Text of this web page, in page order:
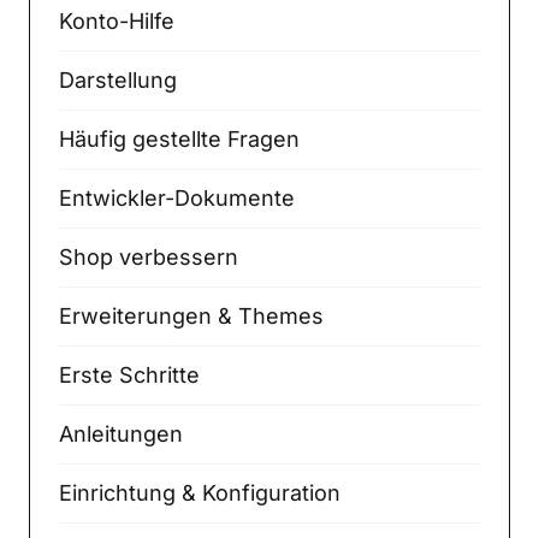
Konto-Hilfe
Darstellung
Häufig gestellte Fragen
Entwickler-Dokumente
Shop verbessern
Erweiterungen & Themes
Erste Schritte
Anleitungen
Einrichtung & Konfiguration